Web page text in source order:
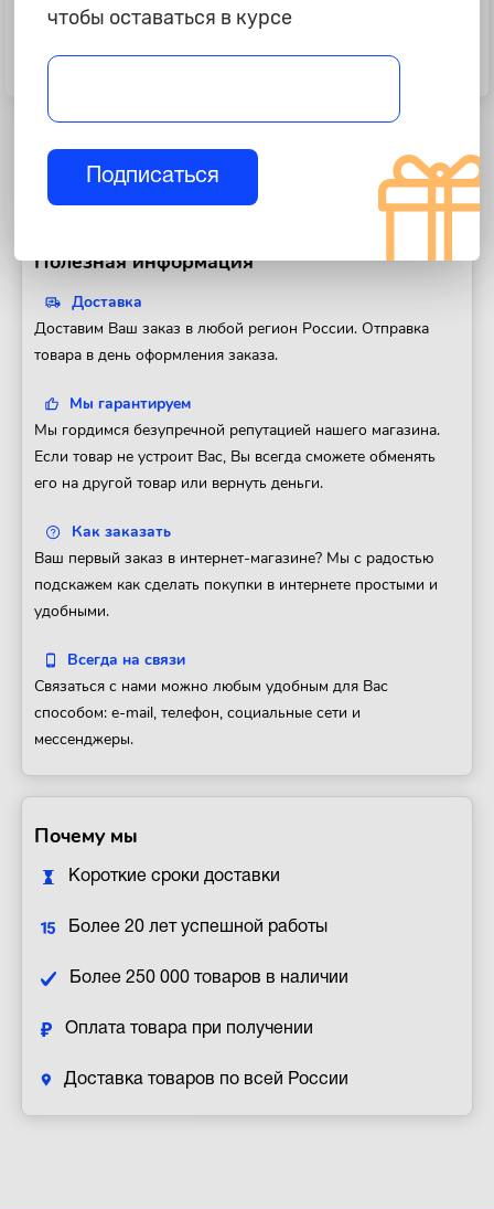
180 ₽
со шпилькой, латунированная
555 ₽
"тарелка", витая проволока
Полезная информация
Доставка
Доставим Ваш заказ в любой регион России. Отправка
товара в день оформления заказа.
Мы гарантируем
Мы гордимся безупречной репутацией нашего магазина.
Если товар не устроит Вас, Вы всегда сможете обменять
его на другой товар или вернуть деньги.
Как заказать
Ваш первый заказ в интернет-магазине? Мы с радостью
подскажем как сделать покупки в интернете простыми и
удобными.
Всегда на связи
Связаться с нами можно любым удобным для Вас
способом: e-mail, телефон, социальные сети и
мессенджеры.
Почему мы
Короткие сроки доставки
Более 20 лет успешной работы
Более 250 000 товаров в наличии
Оплата товара при получении
Доставка товаров по всей России
чтобы оставаться в курсе
Подписаться